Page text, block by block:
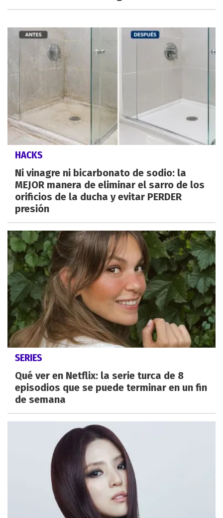
HACKS
Ni vinagre ni bicarbonato de sodio: la
MEJOR manera de eliminar el sarro de los
orificios de la ducha y evitar PERDER
presión
SERIES
Qué ver en Netflix: la serie turca de 8
episodios que se puede terminar en un fin
de semana